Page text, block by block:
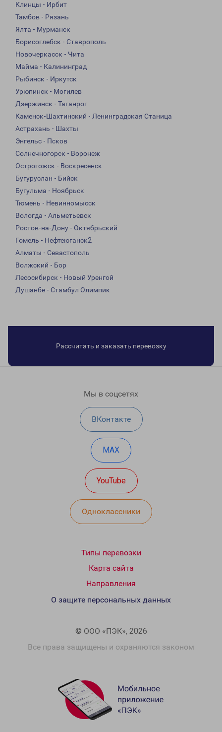
Клинцы - Ирбит
Тамбов - Рязань
Ялта - Мурманск
Борисоглебск - Ставрополь
Новочеркасск - Чита
Майма - Калининград
Рыбинск - Иркутск
Урюпинск - Могилев
Дзержинск - Таганрог
Каменск-Шахтинский - Ленинградская Станица
Астрахань - Шахты
Энгельс - Псков
Солнечногорск - Воронеж
Острогожск - Воскресенск
Бугуруслан - Бийск
Бугульма - Ноябрьск
Тюмень - Невинномысск
Вологда - Альметьевск
Ростов-на-Дону - Октябрьский
Гомель - Нефтеюганск2
Алматы - Севастополь
Волжский - Бор
Лесосибирск - Новый Уренгой
Душанбе - Стамбул Олимпик
Рассчитать и заказать перевозку
Мы в соцсетях
ВКонтакте
MAX
YouTube
Одноклассники
Типы перевозки
Карта сайта
Направления
© ООО «ПЭК», 2026
Все права защищены и охраняются законом
О защите персональных данных